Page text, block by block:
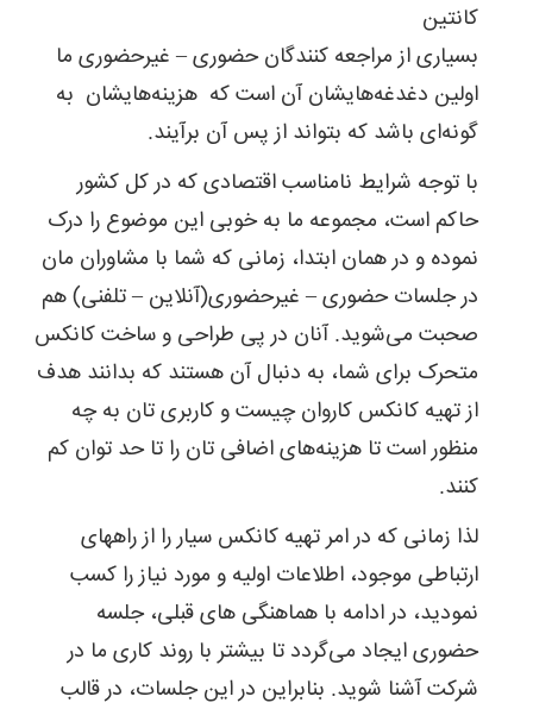
کانتین
بسیاری از مراجعه کنندگان حضوری – غیرحضوری ما
اولین دغدغه‌هایشان آن است که هزینه‌هایشان به
گونه‌ای باشد که بتواند از پس آن برآیند.
با توجه شرایط نامناسب اقتصادی که در کل کشور
حاکم است، مجموعه ما به خوبی این موضوع را درک
نموده و در همان ابتدا، زمانی که شما با مشاوران مان
در جلسات حضوری – غیرحضوری(آنلاین – تلفنی) هم
صحبت می‌شوید. آنان در پی طراحی و ساخت کانکس
متحرک برای شما، به دنبال آن هستند که بدانند هدف
از تهیه کانکس کاروان چیست و کاربری تان به چه
منظور است تا هزینه‌های اضافی تان را تا حد توان کم
کنند.
لذا زمانی که در امر تهیه کانکس سیار را از راههای
ارتباطی موجود، اطلاعات اولیه و مورد نیاز را کسب
نمودید، در ادامه با هماهنگی های قبلی، جلسه
حضوری ایجاد می‌گردد تا بیشتر با روند کاری ما در
شرکت آشنا شوید. بنابراین در این جلسات، در قالب